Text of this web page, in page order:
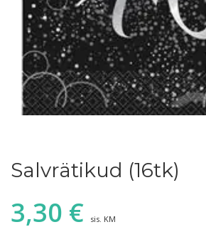
Salvrätikud (16tk)
3,30 € sis. KM